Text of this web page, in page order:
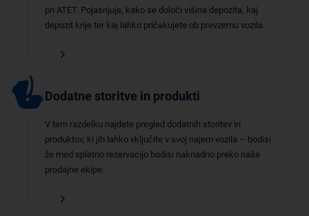
pri ATET. Pojasnjuje, kako se določi višina depozita, kaj
depozit krije ter kaj lahko pričakujete ob prevzemu vozila.
Dodatne storitve in produkti
V tem razdelku najdete pregled dodatnih storitev in
produktov, ki jih lahko vključite v svoj najem vozila – bodisi
že med spletno rezervacijo bodisi naknadno preko naše
prodajne ekipe.